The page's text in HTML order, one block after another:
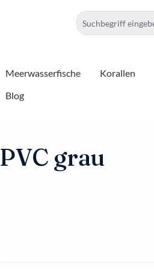
Meerwasserfische Korallen
Blog
PVC grau